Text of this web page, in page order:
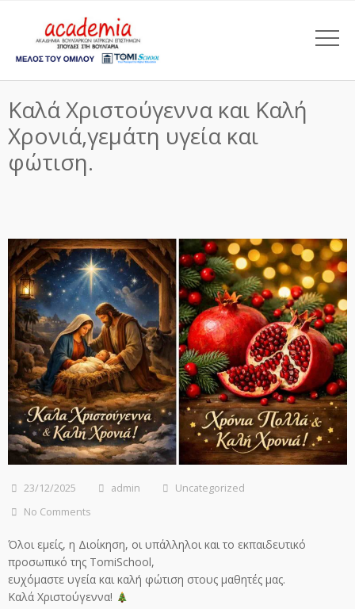
Καλά Χριστούγεννα και Καλή
Χρονιά,γεμάτη υγεία και
φώτιση.
23/12/2025 admin
Uncategorized
No Comments
Όλοι εμείς, η Διοίκηση, οι υπάλληλοι και το εκπαιδευτικό
προσωπικό της TomiSchool,
ευχόμαστε υγεία και καλή φώτιση στους μαθητές μας.
Καλά Χριστούγεννα!